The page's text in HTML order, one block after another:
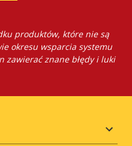
produktów, które nie są
okresu wsparcia systemu
zawierać znane błędy i luki